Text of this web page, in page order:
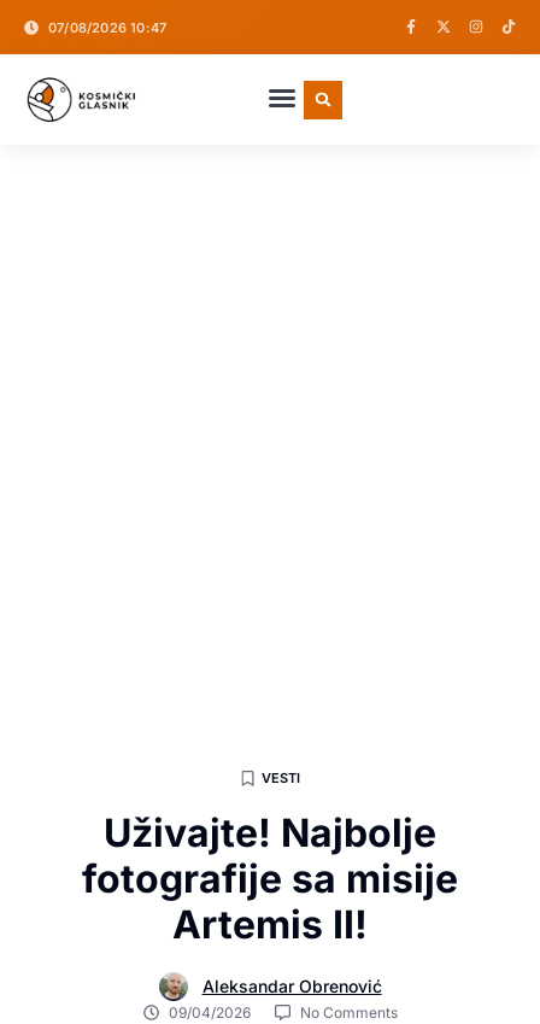
07/08/2026 10:47
VESTI
Uživajte! Najbolje
fotografije sa misije
Artemis II!
Aleksandar Obrenović
09/04/2026 No Comments